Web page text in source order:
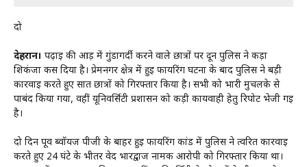
दो
देहरादून। पढ़ाई की आड़ में गुंडागर्दी करने वाले छात्रों पर दून पुलिस ने कड़ा
शिकंजा कस दिया है। प्रेमनगर क्षेत्र में हुई फायरिंग घटना के बाद पुलिस ने बड़ी
कार्रवाई करते हुए सात छात्रों को गिरफ्तार किया है। सभी को भारी मुचलके से
पाबंद किया गया, वहीं यूनिवर्सिटी प्रशासन को कड़ी कार्यवाही हेतु रिपोर्ट भेजी गई
है।
दो दिन पूर्व ब्वॉयज पीजी के बाहर हुई फायरिंग कांड में पुलिस ने त्वरित कार्रवाई
करते हुए 24 घंटे के भीतर वेद भारद्वाज नामक आरोपी को गिरफ्तार किया था।